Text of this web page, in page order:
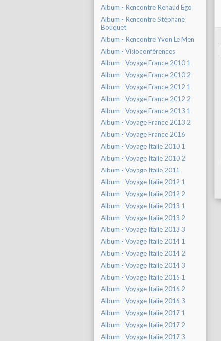
Album - Rencontre Renaud Ego
Album - Rencontre Stéphane
Bouquet
Album - Rencontre Yvon Le Men
Album - Visioconfèrences
Album - Voyage France 2010 1
Album - Voyage France 2010 2
Album - Voyage France 2012 1
Album - Voyage France 2012 2
Album - Voyage France 2013 1
Album - Voyage France 2013 2
Album - Voyage France 2016
Album - Voyage Italie 2010 1
Album - Voyage Italie 2010 2
Album - Voyage Italie 2011
Album - Voyage Italie 2012 1
Album - Voyage Italie 2012 2
Album - Voyage Italie 2013 1
Album - Voyage Italie 2013 2
Album - Voyage Italie 2013 3
Album - Voyage Italie 2014 1
Album - Voyage Italie 2014 2
Album - Voyage Italie 2014 3
Album - Voyage Italie 2016 1
Album - Voyage Italie 2016 2
Album - Voyage Italie 2016 3
Album - Voyage Italie 2017 1
Album - Voyage Italie 2017 2
Album - Voyage Italie 2017 3